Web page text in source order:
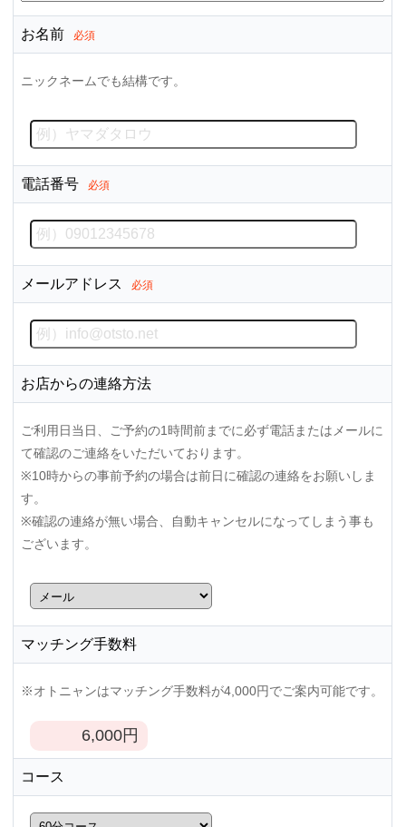
お名前 必須
ニックネームでも結構です。
電話番号 必須
メールアドレス 必須
お店からの連絡方法
ご利用日当日、ご予約の1時間前までに必ず電話またはメールに
て確認のご連絡をいただいております。
※10時からの事前予約の場合は前日に確認の連絡をお願いしま
す。
※確認の連絡が無い場合、自動キャンセルになってしまう事も
ございます。
マッチング手数料
※オトニャンはマッチング手数料が4,000円でご案内可能です。
6,000円
コース